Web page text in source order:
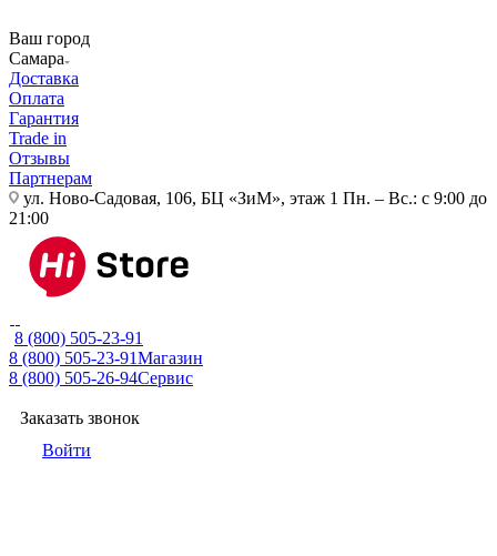
Ваш город
Самара
Доставка
Оплата
Гарантия
Trade in
Отзывы
Партнерам
ул. Ново-Садовая, 106, БЦ «ЗиМ», этаж 1 Пн. – Вс.: с 9:00 до
21:00
8 (800) 505-23-91
8 (800) 505-23-91Магазин
8 (800) 505-26-94Сервис
Заказать звонок
Войти